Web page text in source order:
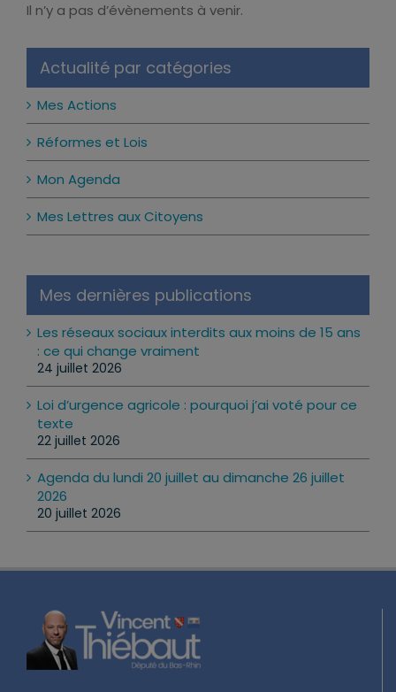
Notice
Il n’y a pas d’évènements à venir.
Actualité par catégories
Mes Actions
Réformes et Lois
Mon Agenda
Mes Lettres aux Citoyens
Mes dernières publications
Les réseaux sociaux interdits aux moins de 15 ans
: ce qui change vraiment
24 juillet 2026
Loi d’urgence agricole : pourquoi j’ai voté pour ce
texte
22 juillet 2026
Agenda du lundi 20 juillet au dimanche 26 juillet
2026
20 juillet 2026